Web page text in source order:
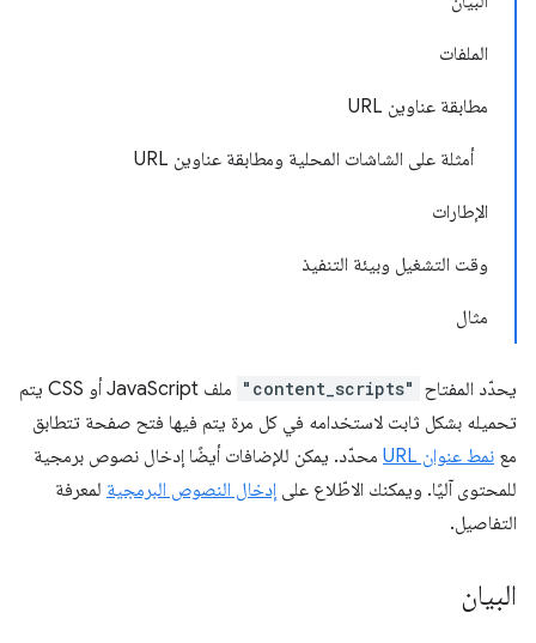
الملفات
مطابقة عناوين URL
أمثلة على الشاشات المحلية ومطابقة عناوين URL
الإطارات
وقت التشغيل وبيئة التنفيذ
مثال
يحدّد المفتاح "content_scripts"
ملف JavaScript أو CSS يتم
تحميله بشكل ثابت لاستخدامه في كل مرة يتم فيها فتح صفحة تتطابق
مع نمط عنوان URL
محدّد. يمكن للإضافات أيضًا إدخال نصوص برمجية
للمحتوى آليًا. ويمكنك الاطّلاع على إدخال النصوص البرمجية لمعرفة
التفاصيل.
البيان